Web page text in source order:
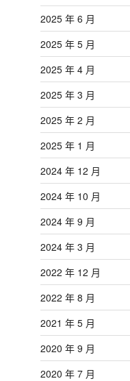
2025 年 6 月
2025 年 5 月
2025 年 4 月
2025 年 3 月
2025 年 2 月
2025 年 1 月
2024 年 12 月
2024 年 10 月
2024 年 9 月
2024 年 3 月
2022 年 12 月
2022 年 8 月
2021 年 5 月
2020 年 9 月
2020 年 7 月